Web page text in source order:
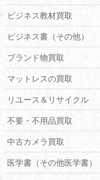
ビジネス教材買取
ビジネス書（その他）
ブランド物買取
マットレスの買取
リユース＆リサイクル
不要・不用品買取
中古カメラ買取
医学書（その他医学書）